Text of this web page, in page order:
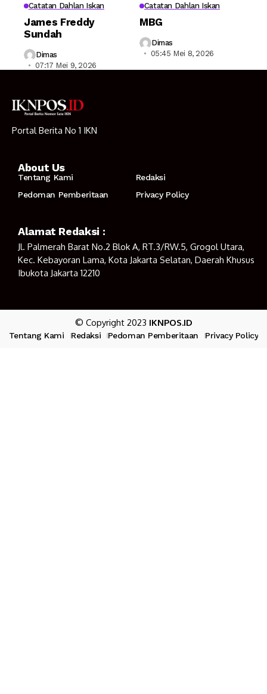
Catatan Dahlan Iskan
James Freddy
Sundah
Dimas
07:17 Mei 9, 2026
Catatan Dahlan Iskan
MBG
Dimas
05:45 Mei 8, 2026
Portal Berita No 1 IKN
About Us
Tentang Kami
Redaksi
Pedoman Pemberitaan
Privacy Policy
Alamat Redaksi :
Jl. Palmerah Barat No.2 Blok A, RT.3/RW.5, Grogol Utara,
Kec. Kebayoran Lama, Kota Jakarta Selatan, Daerah Khusus
Ibukota Jakarta 12210
© Copyright 2023 IKNPOS.ID
Tentang Kami Redaksi Pedoman Pemberitaan Privacy Policy